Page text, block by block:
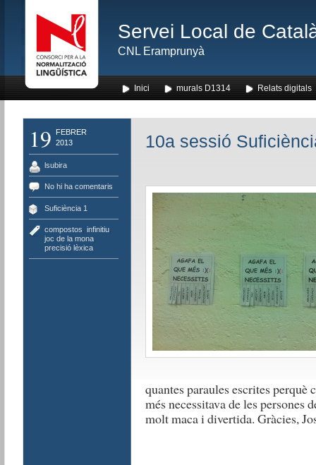
Servei Local de
CNL Eramprunyà
Inici murals D1314 Relats digitals
19
FEBRER
2013
lsubira
No hi ha comentaris
Suficiència 1
compostos infinitiu,
joc de la mona,
precisió lèxica
10a sessió
quantes paraules escrites perquè
més necessitava de les persones
molt maca i divertida. Gràcies,